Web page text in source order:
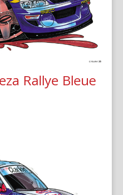
Rallye Bleue